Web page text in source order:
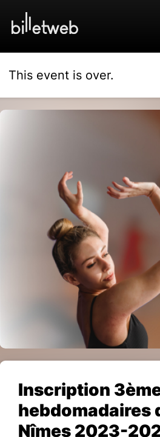
This event is over.
Inscription
hebdomadaires
Nîmes 2023-